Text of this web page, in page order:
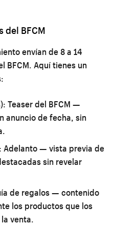
del BFCM
envían de 8 a 14
BFCM. Aquí tienes un
Teaser del BFCM —
anuncio de fecha, sin
Adelanto — vista previa de
sin revelar
de regalos — contenido
los productos que los
venta.